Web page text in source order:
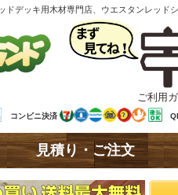
ドデッキ用木材専門店、ウエスタンレッ
ご利用
コンビニ決済
見積り・ご注文